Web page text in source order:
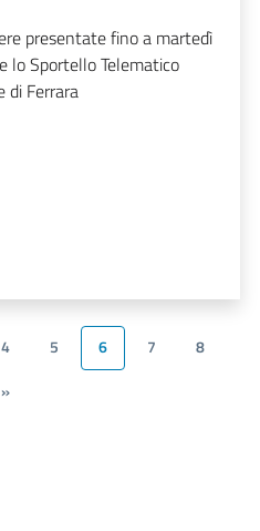
presentate fino a martedì
lo Sportello Telematico
di Ferrara
4 5 6 7
8
»